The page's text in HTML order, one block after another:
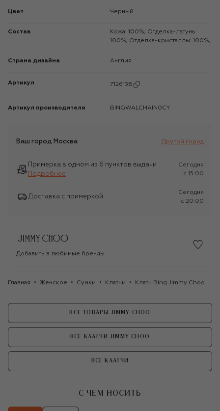
Цвет Черный
Состав
Кожа: 100%; Отделка-латунь:
100%; Отделка-кристаллы: 100%;
Страна дизайна Англия
Артикул 7126138
Артикул производителя BINGWALCHAIN0CY
Ваш город Москва Другой город
Примерка в одном из 6 пунктов выдачи
Подробнее
Сегодня
c 15:00
Доставка с примеркой
Сегодня
c 20:00
Добавить в любимые бренды
Главная Женское Сумки Клатчи Клатч Bing Jimmy Choo
ВСЕ ТОВАРЫ JIMMY CHOO
ВСЕ КЛАТЧИ JIMMY CHOO
ВСЕ КЛАТЧИ
С ЧЕМ НОСИТЬ